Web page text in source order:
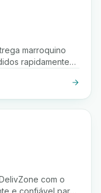
marroquino
rapidamente
última milha para
aos clientes a
com o
e confiável para